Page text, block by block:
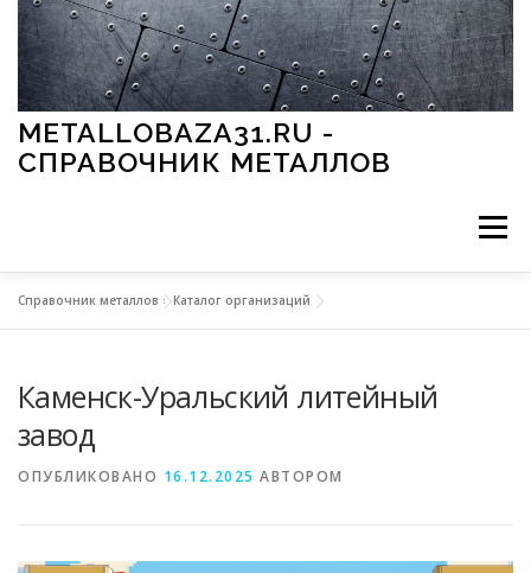
Перейти к содержимому
METALLOBAZA31.RU -
СПРАВОЧНИК МЕТАЛЛОВ
Меню
МЕТАЛЛЫ И ОКРУЖАЮЩАЯ СРЕДА
Справочник металлов »Каталог организаций
Каменск-Уральский литейный
завод
ОПУБЛИКОВАНО 16.12.2025 АВТОРОМ